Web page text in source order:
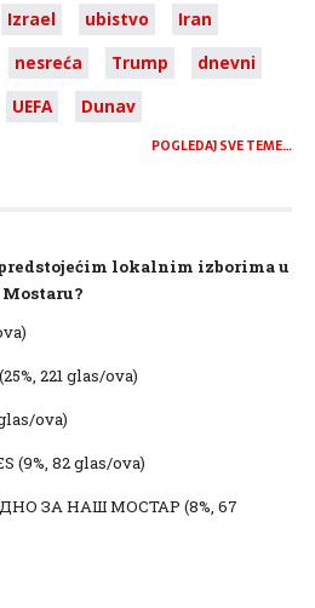
Izrael ubistvo
Iran
nesreća Trump
dnevni
UEFA Dunav
POGLEDAJ SVE TEME…
lokalnim izborima u
Mostaru?
(25%, 221 glas/ova)
glas/ova)
(9%, 82 glas/ova)
ЗА НАШ МОСТАР (8%, 67